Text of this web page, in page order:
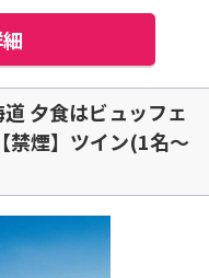
夕食はビュッフェ
禁煙】ツイン(1名～